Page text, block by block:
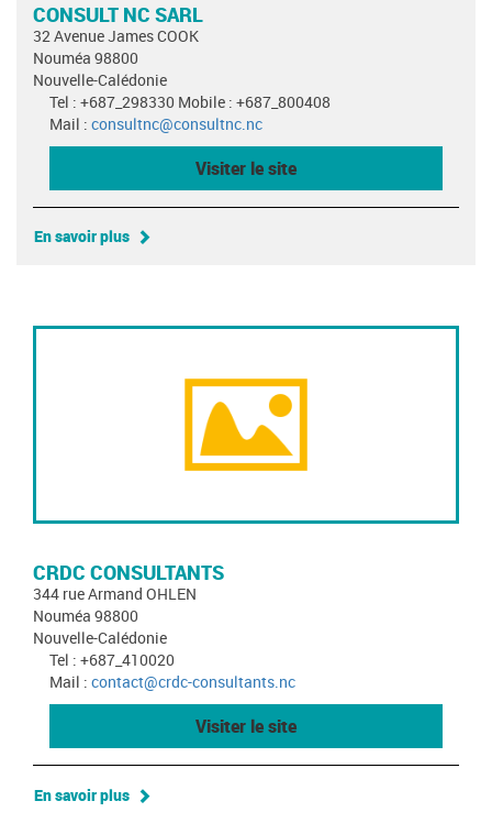
CONSULT NC SARL
32 Avenue James COOK
Nouméa 98800
Nouvelle-Calédonie
Tel : +687_298330 Mobile : +687_800408
Mail : consultnc@consultnc.nc
Visiter le site
En savoir plus
CRDC CONSULTANTS
344 rue Armand OHLEN
Nouméa 98800
Nouvelle-Calédonie
Tel : +687_410020
Mail : contact@crdc-consultants.nc
Visiter le site
En savoir plus